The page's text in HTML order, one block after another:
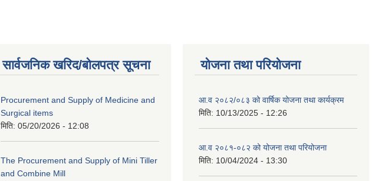
सार्वजनिक खरिद/बोलपत्र सूचना
Procurement and Supply of Medicine and
Surgical items
मिति: 05/20/2026 - 12:08
The Procurement and Supply of Mini Tiller
and Combine Mill
योजना तथा परियोजना
आ.व २०८२/०८३ को वार्षिक योजना तथा कार्यक्रम
मिति: 10/13/2025 - 12:26
आ.व २०८१-०८२ को योजना तथा परियोजना
मिति: 10/04/2024 - 13:30